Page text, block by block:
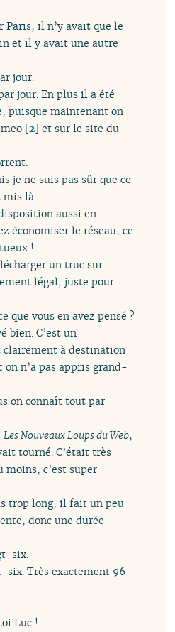
Paris, il n’y avait que le
et il y avait une autre
jour.
jour. En plus il a été
puisque maintenant on
[2] et sur le site du
je ne suis pas sûr que ce
mis là.
aussi en
économiser le réseau, ce
!
un truc sur
légal, juste pour
que vous en avez pensé ?
bien. C’est un
clairement à destination
n’a pas appris grand-
on connaît tout par
Les Nouveaux Loups du Web,
tourné. C’était très
moins, c’est super
trop long, il fait un peu
donc une durée
six.
six. Très exactement 96
Luc !